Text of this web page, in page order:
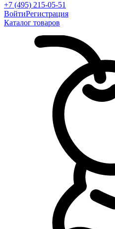
+7 (495) 215-05-51
ВойтиРегистрация
Каталог товаров